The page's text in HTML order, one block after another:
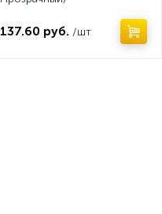
137.60 руб. /шт